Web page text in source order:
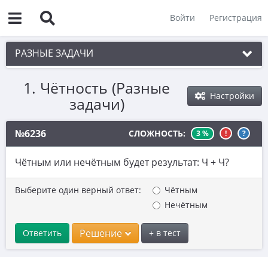
Войти Регистрация
РАЗНЫЕ ЗАДАЧИ
1. Чётность
2. Делимость
3. Игры
6. Вычисления
8. Стереометрия
Настройки
1. Чётность (Разные
задачи)
№6236 СЛОЖНОСТЬ: 3 % ! ?
Чётным или нечётным будет результат: Ч + Ч?
Выберите один верный ответ:
Чётным
Нечётным
Ответить Решение + в тест